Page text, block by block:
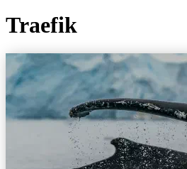
Traefik